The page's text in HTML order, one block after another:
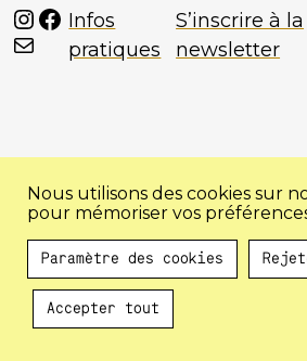
Instagram
Facebook
Mail
Infos
pratiques
S’inscrire à la
newsletter
Au programme !
Nous utilisons des cookies sur
pour mémoriser vos
Paramètre des cookies
Accepter tout